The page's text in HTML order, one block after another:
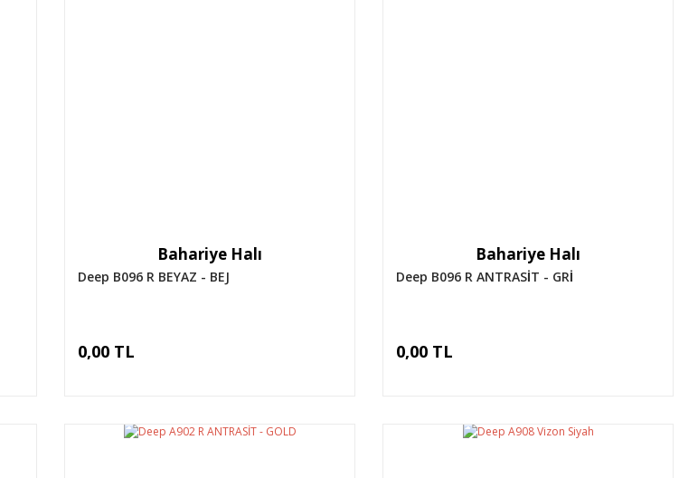
Bahariye Halı
Deep B096 R BEYAZ - BEJ
0,00 TL
Bahariye Halı
Deep B096 R ANTRASİT - GRİ
0,00 TL